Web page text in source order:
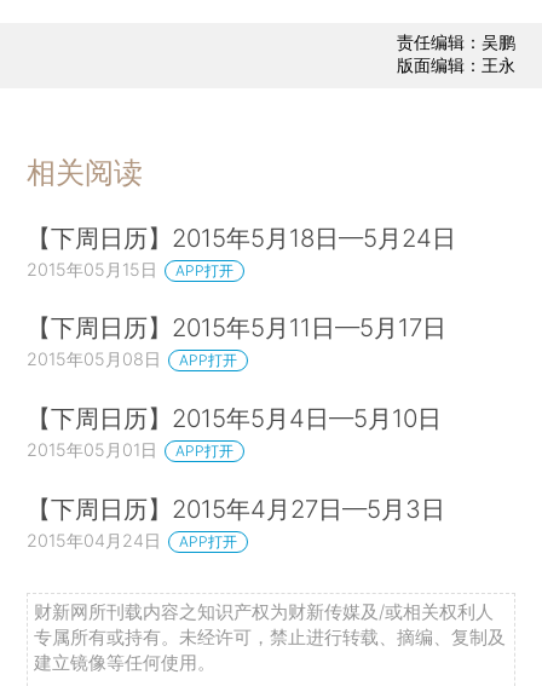
责任编辑：吴鹏
版面编辑：王永
相关阅读
【下周日历】2015年5月18日—5月24日
2015年05月15日 APP打开
【下周日历】2015年5月11日—5月17日
2015年05月08日 APP打开
【下周日历】2015年5月4日—5月10日
2015年05月01日 APP打开
【下周日历】2015年4月27日—5月3日
2015年04月24日 APP打开
财新网所刊载内容之知识产权为财新传媒及/或相关权利人
专属所有或持有。未经许可，禁止进行转载、摘编、复制及
建立镜像等任何使用。